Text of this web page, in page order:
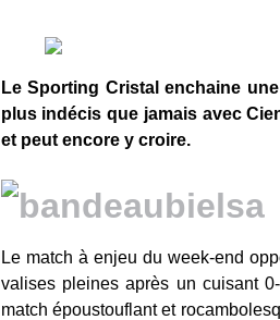
Le Sporting Cristal enchaine
plus indécis que jamais avec
et peut encore y croire.
Le match à enjeu du week-end
valises pleines après un cuisant
match époustouflant et